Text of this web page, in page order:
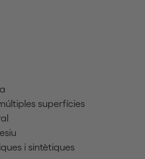
superfícies
i sintètiques